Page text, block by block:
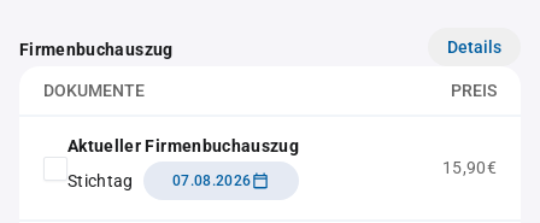
Firmenbuchauszug Details
DOKUMENTE PREIS
Aktueller Firmenbuchauszug
Stichtag
07.08.2026
15,90€